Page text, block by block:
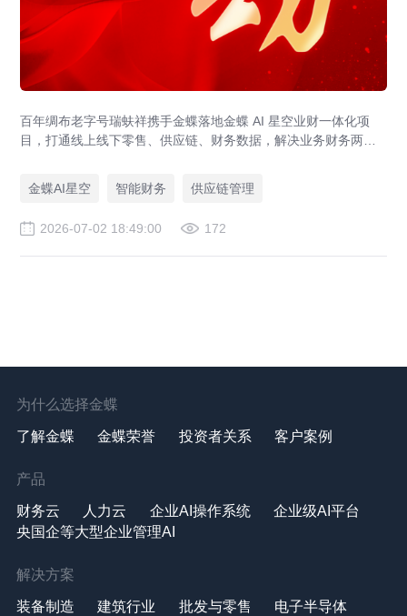
百年绸布老字号瑞蚨祥携手金蝶落地金蝶 AI 星空业财一体化项
目，打通线上线下零售、供应链、财务数据，解决业务财务两张
金蝶AI星空
智能财务 供应链管理
2026-07-02 18:49:00 172
为什么选择金蝶
了解金蝶 金蝶荣誉 投资者关系 客户案例
产品
财务云 人力云 企业AI操作系统
企业级AI平台
央国企等大型企业管理AI
解决方案
装备制造 建筑行业 批发与零售 电子半导体